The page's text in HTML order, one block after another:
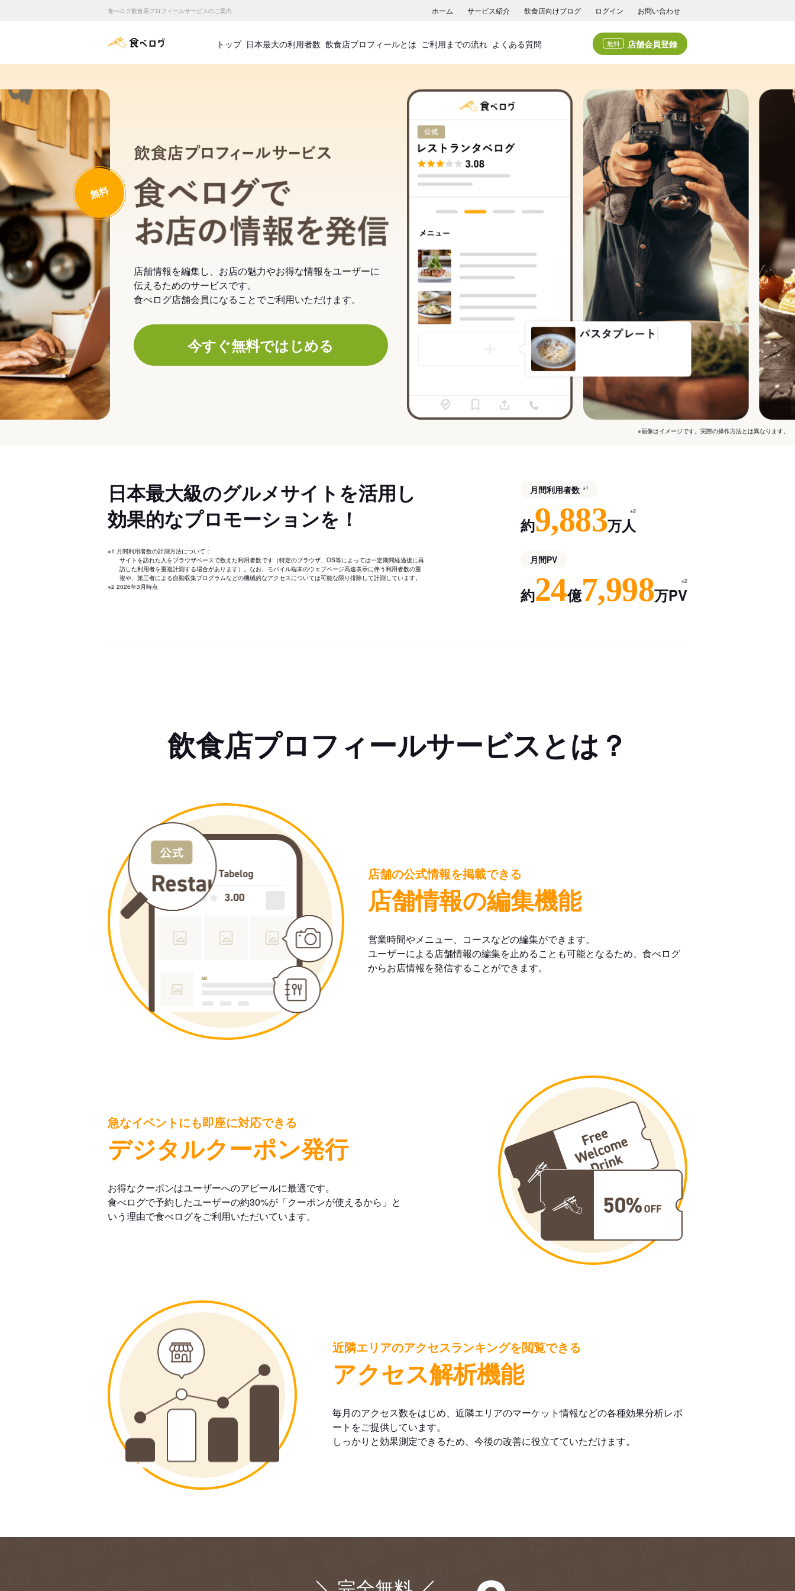
食べログ飲食店プロフィールサービスのご案内 ホーム サービス紹介 飲食店向けブログ ログイン お問い合わせ
食べログ店舗管理画面
トップ 日本最大の利用者数 飲食店プロフィールとは ご利用までの流れ よくある質問 無料 店舗会員登録
飲食店プロフィールサービス
食べログでお店の情報を発信
無料
店舗情報を編集し、お店の魅力やお得な情報をユーザーに
伝えるためのサービスです。
食べログ店舗会員になることでご利用いただけます。
今すぐ無料ではじめる
※画像はイメージです。実際の操作方法とは異なります。
日本最大級のグルメサイトを活用し
効果的なプロモーションを！
※1 月間利用者数の計測方法について：
サイトを訪れた人をブラウザベースで数えた利用者数です（特定のブラウザ、OS等によっては一定期間経過後に再
訪した利用者を重複計測する場合があります）。なお、モバイル端末のウェブページ高速表示に伴う利用者数の重
複や、第三者による自動収集プログラムなどの機械的なアクセスについては可能な限り排除して計測しています。
※2 2026年3月時点
月間利用者数 ※1
約9,883万人
※2
月間PV
約24億7,998万PV
※2
飲食店プロフィールサービスとは？
店舗の公式情報を掲載できる
店舗情報の編集機能
営業時間やメニュー、コースなどの編集ができます。
ユーザーによる店舗情報の編集を止めることも可能となるため、食べログ
からお店情報を発信することができます。
急なイベントにも即座に対応できる
デジタルクーポン発行
お得なクーポンはユーザーへのアピールに最適です。
食べログで予約したユーザーの約30%が「クーポンが使えるから」と
いう理由で食べログをご利用いただいています。
近隣エリアのアクセスランキングを閲覧できる
アクセス解析機能
毎月のアクセス数をはじめ、近隣エリアのマーケット情報などの各種効果分析レポ
ートをご提供しています。
しっかりと効果測定できるため、今後の改善に役立てていただけます。